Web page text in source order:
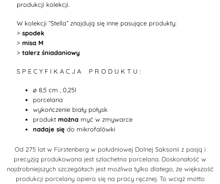
produkcji kolekcji.
W kolekcji “Stella”znajdują się inne pasujące produkty:
> spodek
> misa M
> talerz śniadaniowy
S P E C Y F I K A C J A P R O D U K T U :
ø 8,5 cm , 0,25l
porcelana
wykończenie biały połysk
produkt można myć w zmywarce
nadaje się do mikrofalówki
Od 275 lat w Fürstenberg w południowej Dolnej Saksonii z pasją i
precyzją produkowana jest szlachetna porcelana. Doskonałość w
najdrobniejszych szczegółach jest możliwa tylko dlatego, że większość
produkcji porcelany opiera się na pracy ręcznej. To wciąż motto